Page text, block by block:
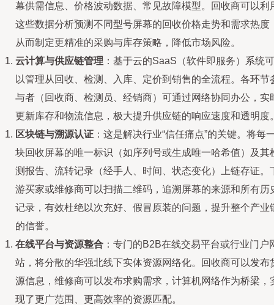
幕供需信息、价格波动数据、常见故障模型。回收商可以利
这些数据分析预测不同型号屏幕的回收价格走势和需求热度
从而制定更精准的采购与库存策略，降低市场风险。
云计算与供应链管理 ：基于云的SaaS（软件即服务）系统可
以管理从回收、检测、入库、定价到销售的全流程。各环节
与者（回收商、检测员、经销商）可通过网络协同办公，实
更新库存和物流信息，极大提升供应链的响应速度和透明度
区块链与溯源认证 ：这是解决行业“信任痛点”的关键。将每
块回收屏幕的唯一标识（如序列号或生成唯一哈希值）及其
测报告、流转记录（经手人、时间、状态变化）上链存证。
游买家或维修商可以扫描二维码，追溯屏幕的来源和所有历
记录，有效杜绝以次充好、假冒原装的问题，提升整个产业
的信誉。
在线平台与资源整合 ：专门的B2B在线交易平台或行业门户
站，将分散的华强北线下实体资源网络化。回收商可以发布
源信息，维修商可以发布求购需求，计算机网络作为桥梁，
现了更广范围、更高效率的资源匹配。